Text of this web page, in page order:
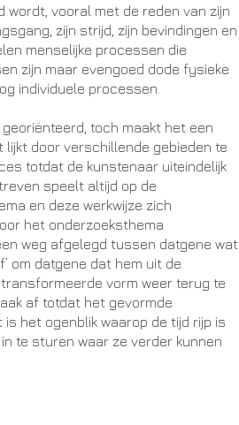
vooral met de reden van zijn
zijn strijd, zijn bevindingen en
menselijke processen die
zijn maar evengoed dode fysieke
individuele processen.
toch maakt het een
lijkt door verschillende gebieden te
totdat de kunstenaar uiteindelijk
speelt altijd op de
en deze werkwijze zich
het onderzoeksthema
weg afgelegd tussen datgene wat
om datgene dat hem uit de
vorm weer terug te
af totdat het gevormde
het ogenblik waarop de tijd rijp is
te sturen waar ze verder kunnen